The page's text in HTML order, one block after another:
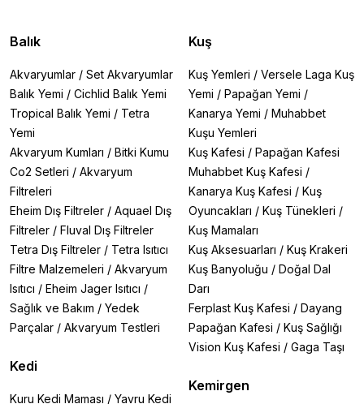
Balık
Akvaryumlar / Set Akvaryumlar
Balık Yemi / Cichlid Balık Yemi
Tropical Balık Yemi / Tetra
Yemi
Akvaryum Kumları / Bitki Kumu
Co2 Setleri / Akvaryum
Filtreleri
Eheim Dış Filtreler / Aquael Dış
Filtreler / Fluval Dış Filtreler
Tetra Dış Filtreler / Tetra Isıtıcı
Filtre Malzemeleri / Akvaryum
Isıtıcı / Eheim Jager Isıtıcı /
Sağlık ve Bakım / Yedek
Parçalar / Akvaryum Testleri
Kedi
Kuru Kedi Maması / Yavru Kedi
Kuş
Kuş Yemleri / Versele Laga Kuş
Yemi / Papağan Yemi /
Kanarya Yemi / Muhabbet
Kuşu Yemleri
Kuş Kafesi / Papağan Kafesi
Muhabbet Kuş Kafesi /
Kanarya Kuş Kafesi / Kuş
Oyuncakları / Kuş Tünekleri /
Kuş Mamaları
Kuş Aksesuarları / Kuş Krakeri
Kuş Banyoluğu / Doğal Dal
Darı
Ferplast Kuş Kafesi / Dayang
Papağan Kafesi / Kuş Sağlığı
Vision Kuş Kafesi / Gaga Taşı
Kemirgen